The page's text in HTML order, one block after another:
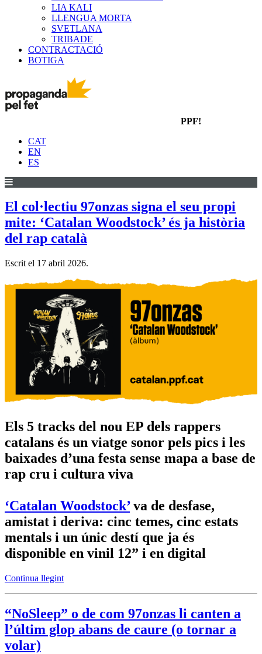
LIA KALI
LLENGUA MORTA
SVETLANA
TRIBADE
CONTRACTACIÓ
BOTIGA
PPF!
CAT
EN
ES
El col·lectiu 97onzas signa el seu propi
mite: ‘Catalan Woodstock’ és ja història
del rap català
Escrit el 17 abril 2026.
Els 5 tracks del nou EP dels rappers
catalans és un viatge sonor pels pics i les
baixades d’una festa sense mapa a base de
rap cru i cultura viva
‘Catalan Woodstock’va de desfase,
amistat i deriva: cinc temes, cinc estats
mentals i un únic destí que ja és
disponible en vinil 12” i en digital
Continua llegint
“NoSleep” o de com 97onzas li canten a
l’últim glop abans de caure (o tornar a
volar)